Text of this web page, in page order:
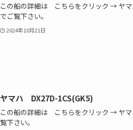
この船の詳細は こちらをクリック → ヤ
でご覧下さい。
2024年10月21日
ヤマハ DX27D-1CS(GK5)
この船の詳細は こちらをクリック → ヤ
覧下さい。